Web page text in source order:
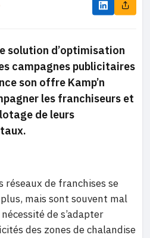
solution d’optimisation
campagnes publicitaires
son offre Kamp’n
les franchiseurs et
de leurs
réseaux de franchises se
mais sont souvent mal
de s’adapter
des zones de chalandise